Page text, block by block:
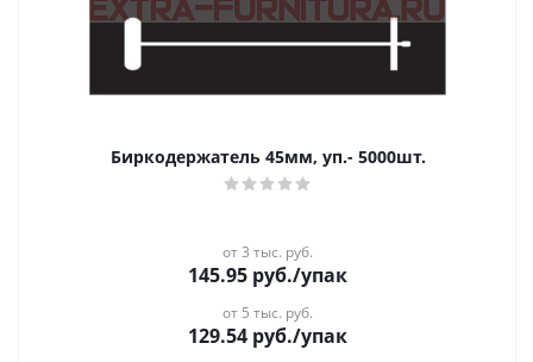
Биркодержатель 45мм, уп.- 5000шт.
от 3 тыс. руб.
145.95 руб./упак
от 5 тыс. руб.
129.54 руб./упак